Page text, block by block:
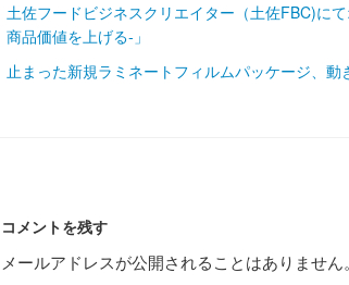
土佐フードビジネスクリエイター（土佐FBC)に
商品価値を上げる‐」
止まった新規ラミネートフィルムパッケージ、
コメントを残す
メールアドレスが公開されることはありません。